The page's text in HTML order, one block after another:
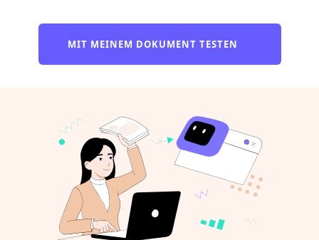
MIT MEINEM DOKUMENT TESTEN